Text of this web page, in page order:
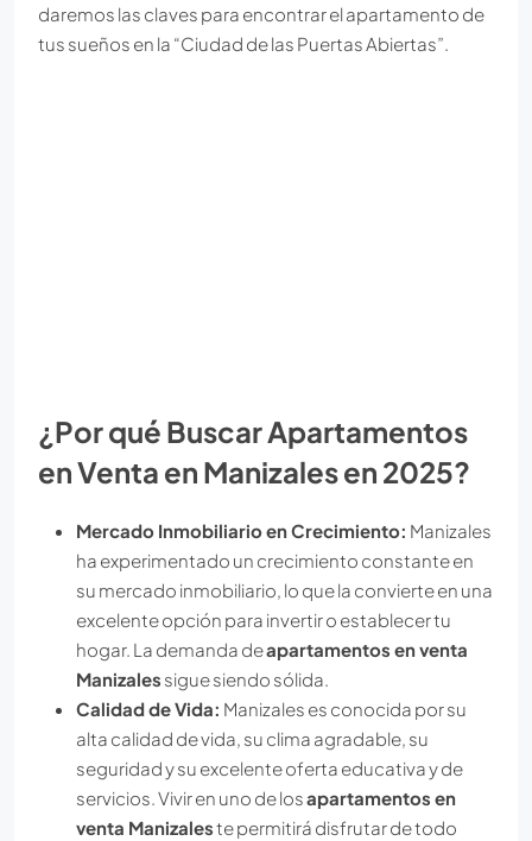
daremos las claves para encontrar el apartamento de
tus sueños en la “Ciudad de las Puertas Abiertas”.
¿Por qué Buscar Apartamentos
en Venta en Manizales en 2025?
Mercado Inmobiliario en Crecimiento: Manizales
ha experimentado un crecimiento constante en
su mercado inmobiliario, lo que la convierte en una
excelente opción para invertir o establecer tu
hogar. La demanda deapartamentos en venta
Manizales sigue siendo sólida.
Calidad de Vida: Manizales es conocida por su
alta calidad de vida, su clima agradable, su
seguridad y su excelente oferta educativa y de
servicios. Vivir en uno de losapartamentos en
venta Manizaleste permitirá disfrutar de todo